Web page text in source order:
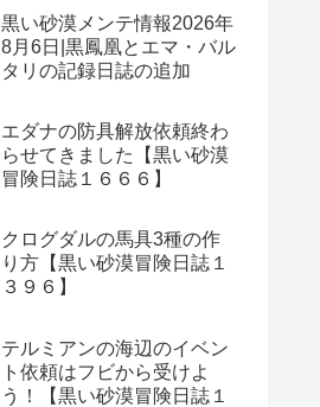
黒い砂漠メンテ情報2026年
8月6日|黒鳳凰とエマ・バル
タリの記録日誌の追加
エダナの防具解放依頼終わ
らせてきました【黒い砂漠
冒険日誌１６６６】
クログダルの馬具3種の作
り方【黒い砂漠冒険日誌１
３９６】
テルミアンの海辺のイベン
ト依頼はフビから受けよ
う！【黒い砂漠冒険日誌１